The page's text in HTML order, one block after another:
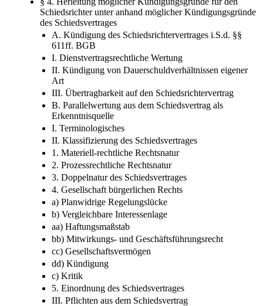
Schiedsrichter unter anhand möglicher Kündigungsgründe
des Schiedsvertrages
A. Kündigung des Schiedsrichtervertrages i.S.d. §§
611ff. BGB
I. Dienstvertragsrechtliche Wertung
II. Kündigung von Dauerschuldverhältnissen eigener
Art
III. Übertragbarkeit auf den Schiedsrichtervertrag
B. Parallelwertung aus dem Schiedsvertrag als
Erkenntnisquelle
I. Terminologisches
II. Klassifizierung des Schiedsvertrages
1. Materiell-rechtliche Rechtsnatur
2. Prozessrechtliche Rechtsnatur
3. Doppelnatur des Schiedsvertrages
4. Gesellschaft bürgerlichen Rechts
a) Planwidrige Regelungslücke
b) Vergleichbare Interessenlage
aa) Haftungsmaßstab
bb) Mitwirkungs- und Geschäftsführungsrecht
cc) Gesellschaftsvermögen
dd) Kündigung
c) Kritik
5. Einordnung des Schiedsvertrages
III. Pflichten aus dem Schiedsvertrag